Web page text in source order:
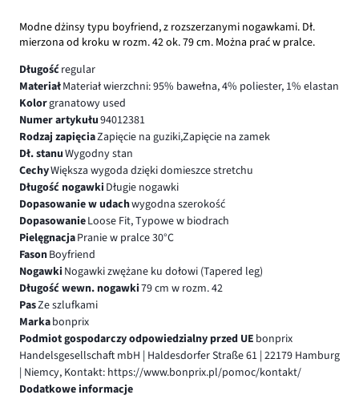
Modne dżinsy typu boyfriend, z rozszerzanymi nogawkami. Dł.
mierzona od kroku w rozm. 42 ok. 79 cm. Można prać w pralce.
Długośćregular
MateriałMateriał wierzchni: 95% bawełna, 4% poliester, 1% elastan
Kolorgranatowy used
Numer artykułu94012381
Rodzaj zapięciaZapięcie na guziki,Zapięcie na zamek
Dł. stanuWygodny stan
CechyWiększa wygoda dzięki domieszce stretchu
Długość nogawki Długie nogawki
Dopasowanie w udachwygodna szerokość
DopasowanieLoose Fit, Typowe w biodrach
PielęgnacjaPranie w pralce 30°C
FasonBoyfriend
Nogawki Nogawki zwężane ku dołowi (Tapered leg)
Długość wewn. nogawki79 cm w rozm. 42
PasZe szlufkami
Markabonprix
Podmiot gospodarczy odpowiedzialny przed UE bonprix
Handelsgesellschaft mbH | Haldesdorfer Straße 61 | 22179 Hamburg
| Niemcy, Kontakt: https://www.bonprix.pl/pomoc/kontakt/
Dodatkowe informacje